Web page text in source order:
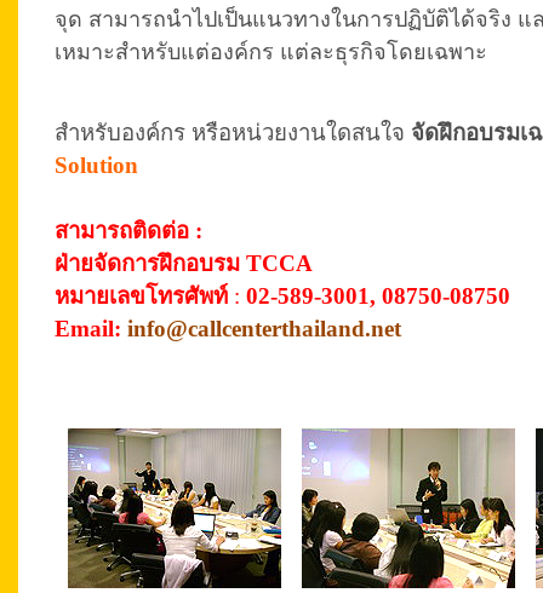
จุด สามารถนำไปเป็นแนวทางในการปฏิบัติได้จริง
เหมาะสำหรับแต่องค์กร แต่ละธุรกิจโดยเฉพาะ
สำหรับองค์กร หรือหน่วยงานใดสนใจ จัดฝึกอบรมเ
Solution
สามารถติดต่อ :
ฝ่ายจัดการฝึกอบรม TCCA
หมายเลขโทรศัพท์ : 02-589-3001, 08750-08750
Email: info@callcenterthailand.net